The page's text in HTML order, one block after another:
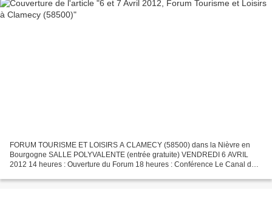
FORUM TOURISME ET LOISIRS A CLAMECY (58500) dans la Nièvre en
Bourgogne SALLE POLYVALENTE (entrée gratuite) VENDREDI 6 AVRIL
2012 14 heures : Ouverture du Forum 18 heures : Conférence Le Canal du